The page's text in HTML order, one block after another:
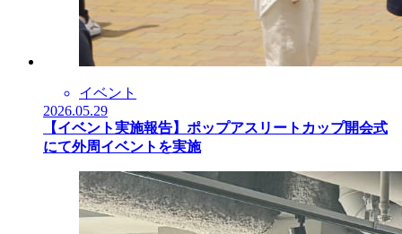
イベント
2026.05.29
【イベント実施報告】ポップアスリートカップ開会式
にて外周イベントを実施